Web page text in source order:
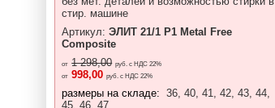
стир. машине
Артикул:ЭЛИТ 21/1 P1 Metal Free
Composite
от 1 298,00 руб. с НДС 22%
от 998,00 руб. с НДС 22%
размеры на складе: 36, 40, 41, 42, 43, 44,
45, 46, 47